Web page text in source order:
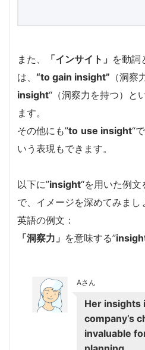
また、 「インサイト」 を動詞
は、 “to gain insight” （洞察
insight“（洞察力を持つ）と
ます。
その他にも”to use insight“で
いう表現もできます。
以下に”insight“を用いた例
で、イメージを深めてみまし
英語の例文：
「洞察力」 を意味する”
Aさん
Her insights
company’s
invaluable